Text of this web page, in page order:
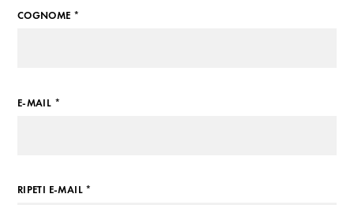
COGNOME *
E-MAIL *
RIPETI E-MAIL *